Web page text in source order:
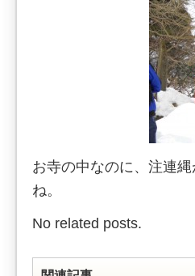
お寺の中なのに、注連
ね。
No related posts.